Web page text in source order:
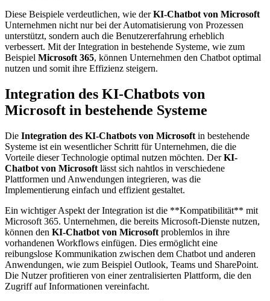
Diese Beispiele verdeutlichen, wie derKI-Chatbot von Microsoft
Unternehmen nicht nur bei der Automatisierung von Prozessen
unterstützt, sondern auch die Benutzererfahrung erheblich
verbessert. Mit der Integration in bestehende Systeme, wie zum
Beispiel Microsoft 365, können Unternehmen den Chatbot optimal
nutzen und somit ihre Effizienz steigern.
Integration des KI-Chatbots von
Microsoft in bestehende Systeme
Die Integration des KI-Chatbots von Microsoft in bestehende
Systeme ist ein wesentlicher Schritt für Unternehmen, die die
Vorteile dieser Technologie optimal nutzen möchten. DerKI-
Chatbot von Microsoft lässt sich nahtlos in verschiedene
Plattformen und Anwendungen integrieren, was die
Implementierung einfach und effizient gestaltet.
Ein wichtiger Aspekt der Integration ist die **Kompatibilität** mit
Microsoft 365. Unternehmen, die bereits Microsoft-Dienste nutzen,
können den KI-Chatbot von Microsoft problemlos in ihre
vorhandenen Workflows einfügen. Dies ermöglicht eine
reibungslose Kommunikation zwischen dem Chatbot und anderen
Anwendungen, wie zum Beispiel Outlook, Teams und SharePoint.
Die Nutzer profitieren von einer zentralisierten Plattform, die den
Zugriff auf Informationen vereinfacht.